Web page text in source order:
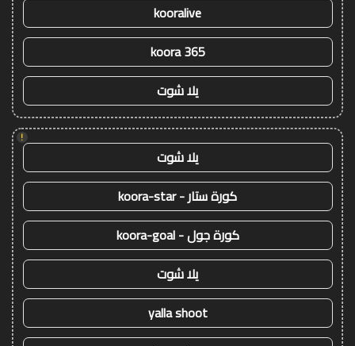
kooralive
koora 365
يلا شوت
!
يلا شوت
كورة ستار - koora-star
كورة جول - koora-goal
يلا شوت
yalla shoot